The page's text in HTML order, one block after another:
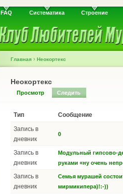
FAQ Систематика Строение
Главная › Неокортекс
Неокортекс
Просмотр Следить
Тип
Сообщение
Запись в
дневник
0
Запись в
дневник
Модульный гипсово-
руками «ну очень
Запись в
дневник
Семья мурашей
мирмикипера)!:-))